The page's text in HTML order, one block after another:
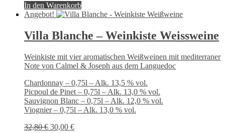
In den Warenkorb
Angebot!
Villa Blanche – Weinkiste Weissweine
Weinkiste mit vier aromatischen Weißweinen mit mediterraner
Note von Calmel & Joseph aus dem Languedoc
Chardonnay – 0,75l – Alk. 13,5 % vol.
Picpoul de Pinet – 0,75l – Alk. 13,0 % vol.
Sauvignon Blanc – 0,75l – Alk. 12,0 % vol.
Viognier – 0,75l – Alk. 13,0 % vol.
32,80€ Ursprünglicher
30,00 €Aktueller